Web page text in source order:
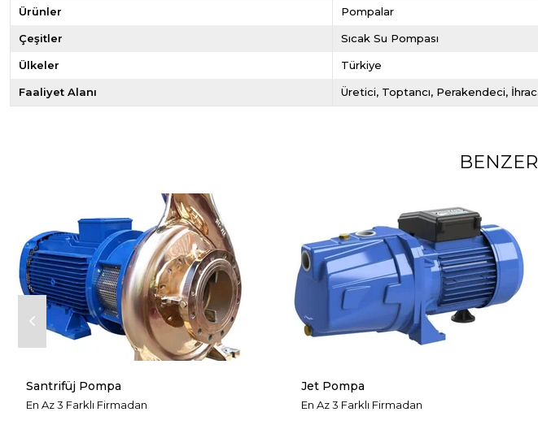
Ürünler Pompalar
Çeşitler Sıcak Su Pompası
Ülkeler Türkiye
Faaliyet Alanı Üretici Toptancı Perakendeci
Santrifüj Pompa
En Az 3 Farklı Firmadan
Jet Pompa
En Az 3 Farklı Firmadan